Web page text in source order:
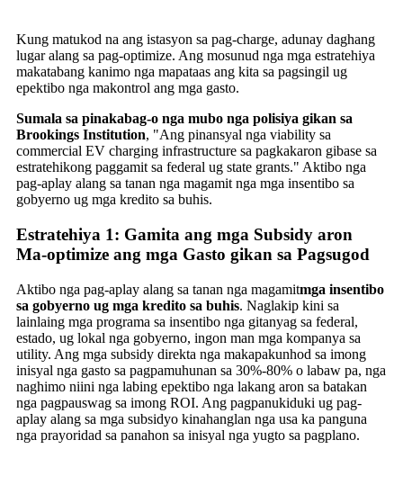
Kung matukod na ang istasyon sa pag-charge, adunay daghang
lugar alang sa pag-optimize. Ang mosunud nga mga estratehiya
makatabang kanimo nga mapataas ang kita sa pagsingil ug
epektibo nga makontrol ang mga gasto.
Sumala sa pinakabag-o nga mubo nga polisiya gikan sa
Brookings Institution, "Ang pinansyal nga viability sa
commercial EV charging infrastructure sa pagkakaron gibase sa
estratehikong paggamit sa federal ug state grants." Aktibo nga
pag-aplay alang sa tanan nga magamit nga mga insentibo sa
gobyerno ug mga kredito sa buhis.
Estratehiya 1: Gamita ang mga Subsidy aron
Ma-optimize ang mga Gasto gikan sa Pagsugod
Aktibo nga pag-aplay alang sa tanan nga magamitmga insentibo
sa gobyerno ug mga kredito sa buhis. Naglakip kini sa
lainlaing mga programa sa insentibo nga gitanyag sa federal,
estado, ug lokal nga gobyerno, ingon man mga kompanya sa
utility. Ang mga subsidy direkta nga makapakunhod sa imong
inisyal nga gasto sa pagpamuhunan sa 30%-80% o labaw pa, nga
naghimo niini nga labing epektibo nga lakang aron sa batakan
nga pagpauswag sa imong ROI. Ang pagpanukiduki ug pag-
aplay alang sa mga subsidyo kinahanglan nga usa ka panguna
nga prayoridad sa panahon sa inisyal nga yugto sa pagplano.